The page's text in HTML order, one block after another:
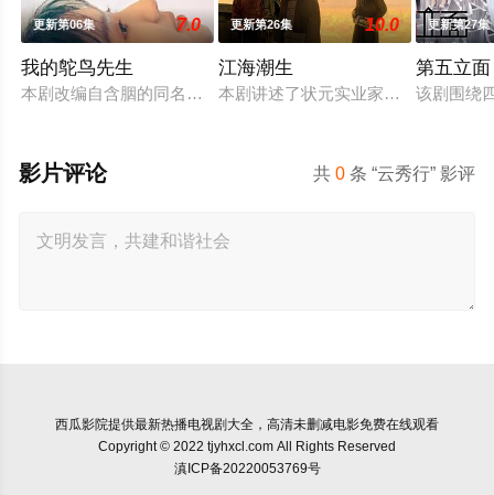
更新第06集 7.0
我的鸵鸟先生
本剧改编自含胭的同名小说，讲述了邻家女孩庞倩（苏晓彤 饰
更新第26集 10.0
江海潮生
本剧讲述了状元实业家张謇创办大生
更新第27集
第五立面
该剧围绕
共0 条 “云秀行” 影评
影片评论
西瓜影院提供最新热播电视剧大全，高清未删减电影免费在线观看
Copyright © 2022 tjyhxcl.com All Rights Reserved
滇ICP备20220053769号